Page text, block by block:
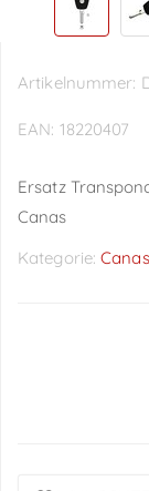
Artikelnummer:
EAN: 18220407
Ersatz
Canas
Kategorie: